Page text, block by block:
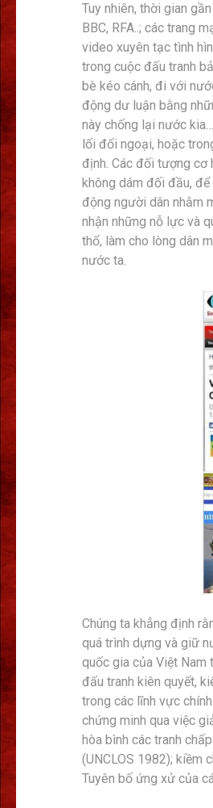
Tuy nhiên, thời gian
BBC, RFA..; các trang
video xuyên tạc tình
trong cuộc đấu tranh
bè kéo cánh, đi với
động dư luận bằng
này chống lại nước
lối đối ngoại, hoặc
định. Các đối tượng cơ
không dám đối đầu, để
động người dân nhằm
nhận những nỗ lực và
thổ, làm cho lòng dân
nước ta.
Chúng ta khẳng định
quá trình dựng và giữ
quốc gia của Việt Nam
đấu tranh kiên quyết,
trong các lĩnh vực
chứng minh qua việc
hòa bình các tranh
(UNCLOS 1982); kiềm
Tuyên bố ứng xử của